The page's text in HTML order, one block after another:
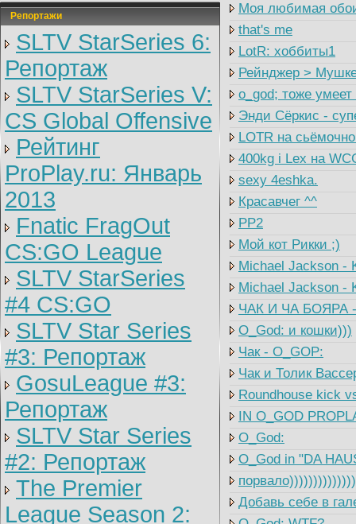
Репортажи
SLTV StarSeries 6:
Репортаж
SLTV StarSeries V:
CS Global Offensive
Рейтинг
ProPlay.ru: Январь
2013
Fnatic FragOut
CS:GO League
SLTV StarSeries
#4 CS:GO
SLTV Star Series
#3: Репортаж
GosuLeague #3:
Репортаж
SLTV Star Series
#2: Репортаж
The Premier
League Season 2:
Моя любимая
that's me
LotR: хоббиты1
Рейнджер >
о_god; тоже
Энди Сёркис -
LOTR на
400kg i Lex на
sexy 4eshka.
Красавчег ^^
PP2
Мой кот Рикки ;)
Michael Jackson -
Michael Jackson -
ЧАК И ЧА БОЯРА -
O_God: и кошки)))
Чак - O_GOP:
Чак и Толик
Roundhouse kick
IN O_GOD
O_God:
O_God in "DA
Добавь себе в